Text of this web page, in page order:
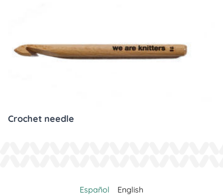
Crochet needle
Español English